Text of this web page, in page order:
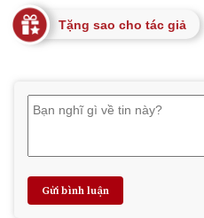
Tặng sao cho tác giả
Gửi bình luận